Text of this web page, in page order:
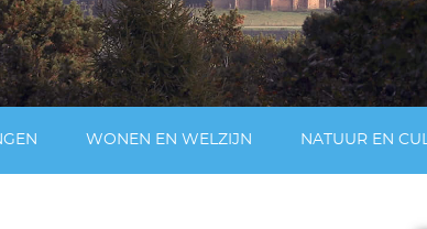
WONEN EN WELZIJN NATUUR EN